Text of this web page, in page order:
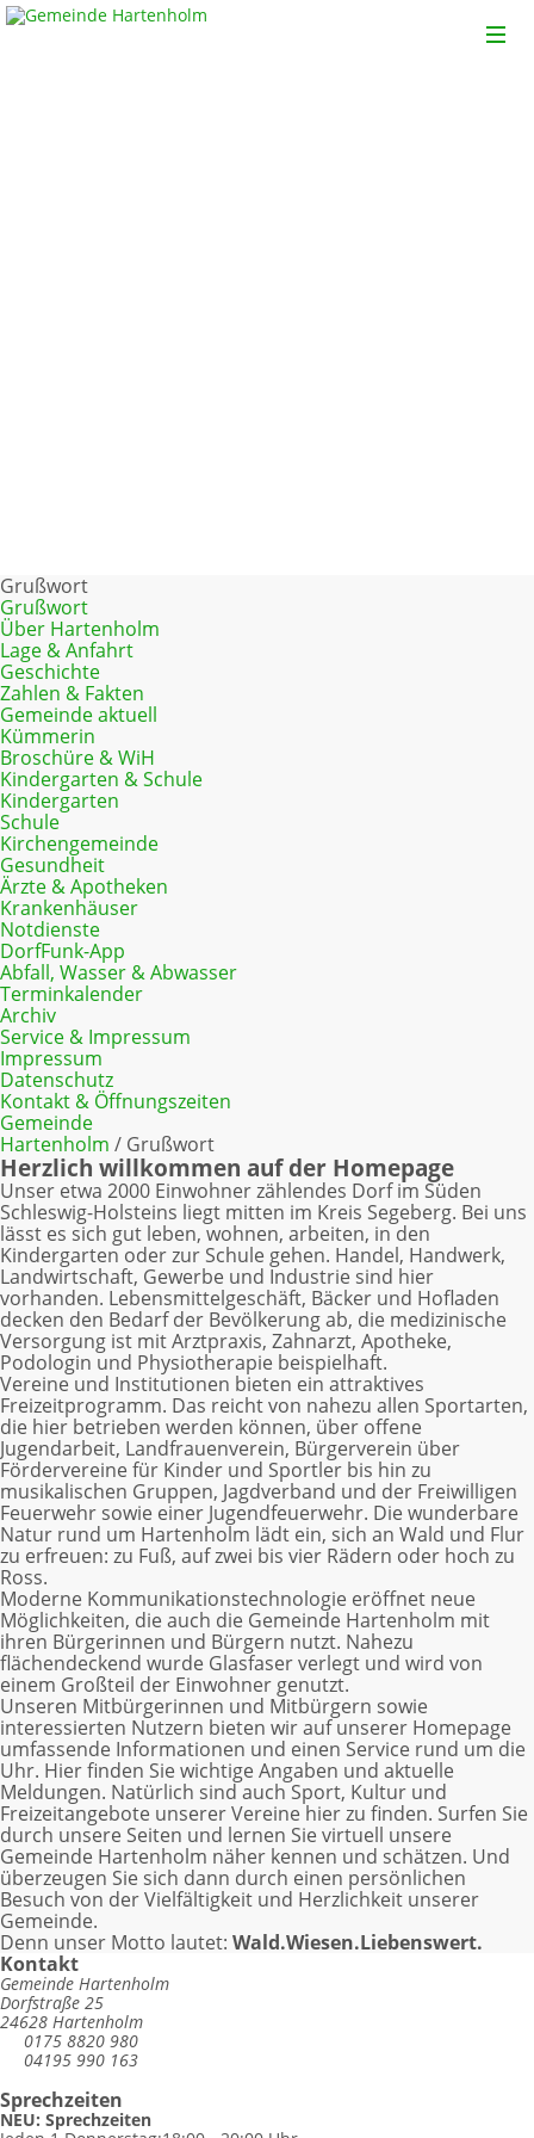
Automatischen Wechsel aktivieren
Grußwort
Grußwort
Über Hartenholm
Lage & Anfahrt
Geschichte
Zahlen & Fakten
Gemeinde aktuell
Kümmerin
Broschüre & WiH
Kindergarten & Schule
Kindergarten
Schule
Kirchengemeinde
Gesundheit
Ärzte & Apotheken
Krankenhäuser
Notdienste
DorfFunk-App
Abfall, Wasser & Abwasser
Terminkalender
Archiv
Service & Impressum
Impressum
Datenschutz
Kontakt & Öffnungszeiten
Gemeinde
Hartenholm / Grußwort
Hauptbereich
Herzlich willkommen auf der Homepage
Unser etwa 2000 Einwohner zählendes Dorf im Süden
Schleswig-Holsteins liegt mitten im Kreis Segeberg. Bei uns
lässt es sich gut leben, wohnen, arbeiten, in den
Kindergarten oder zur Schule gehen. Handel, Handwerk,
Landwirtschaft, Gewerbe und Industrie sind hier
vorhanden. Lebensmittelgeschäft, Bäcker und Hofladen
decken den Bedarf der Bevölkerung ab, die medizinische
Versorgung ist mit Arztpraxis, Zahnarzt, Apotheke,
Podologin und Physiotherapie beispielhaft.
Vereine und Institutionen bieten ein attraktives
Freizeitprogramm. Das reicht von nahezu allen Sportarten,
die hier betrieben werden können, über offene
Jugendarbeit, Landfrauenverein, Bürgerverein über
Fördervereine für Kinder und Sportler bis hin zu
musikalischen Gruppen, Jagdverband und der Freiwilligen
Feuerwehr sowie einer Jugendfeuerwehr. Die wunderbare
Natur rund um Hartenholm lädt ein, sich an Wald und Flur
zu erfreuen: zu Fuß, auf zwei bis vier Rädern oder hoch zu
Ross.
Moderne Kommunikationstechnologie eröffnet neue
Möglichkeiten, die auch die Gemeinde Hartenholm mit
ihren Bürgerinnen und Bürgern nutzt. Nahezu
flächendeckend wurde Glasfaser verlegt und wird von
einem Großteil der Einwohner genutzt.
Unseren Mitbürgerinnen und Mitbürgern sowie
interessierten Nutzern bieten wir auf unserer Homepage
umfassende Informationen und einen Service rund um die
Uhr. Hier finden Sie wichtige Angaben und aktuelle
Meldungen. Natürlich sind auch Sport, Kultur und
Freizeitangebote unserer Vereine hier zu finden. Surfen Sie
durch unsere Seiten und lernen Sie virtuell unsere
Gemeinde Hartenholm näher kennen und schätzen. Und
überzeugen Sie sich dann durch einen persönlichen
Besuch von der Vielfältigkeit und Herzlichkeit unserer
Gemeinde.
Denn unser Motto lautet: Wald.Wiesen.Liebenswert.
Kontakt
Gemeinde Hartenholm
Dorfstraße 25
24628 Hartenholm
0175 8820 980
04195 990 163
Sprechzeiten
NEU: Sprechzeiten